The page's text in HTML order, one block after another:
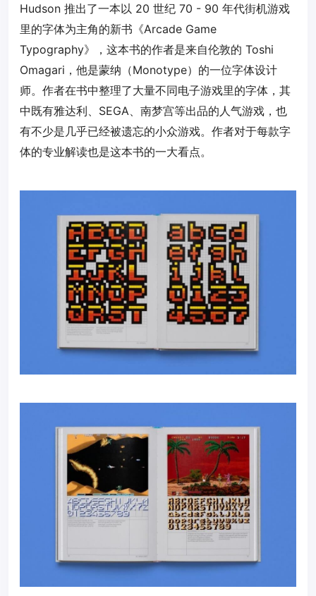
Hudson 推出了一本以 20 世纪 70 - 90 年代街机游戏
里的字体为主角的新书《Arcade Game
Typography》，这本书的作者是来自伦敦的 Toshi
Omagari，他是蒙纳（Monotype）的一位字体设计
师。作者在书中整理了大量不同电子游戏里的字体，其
中既有雅达利、SEGA、南梦宫等出品的人气游戏，也
有不少是几乎已经被遗忘的小众游戏。作者对于每款字
体的专业解读也是这本书的一大看点。